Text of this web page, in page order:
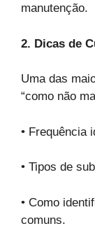
manutenção.
2. Dicas de
Uma das
“como não
• Frequência
• Tipos de
• Como
comuns.